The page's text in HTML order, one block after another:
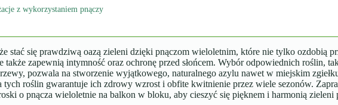
z wykorzystaniem pnączy
stać się prawdziwą oazą zieleni dzięki pnączom wieloletnim, które nie tylko ozdobią
także zapewnią intymność oraz ochronę przed słońcem. Wybór odpowiednich roślin,
pozwala na stworzenie wyjątkowego, naturalnego azylu nawet w miejskim
tych roślin gwarantuje ich zdrowy wzrost i obfite kwitnienie przez wiele sezonów.
o pnącza wieloletnie na balkon w bloku, aby cieszyć się pięknem i harmonią zieleni